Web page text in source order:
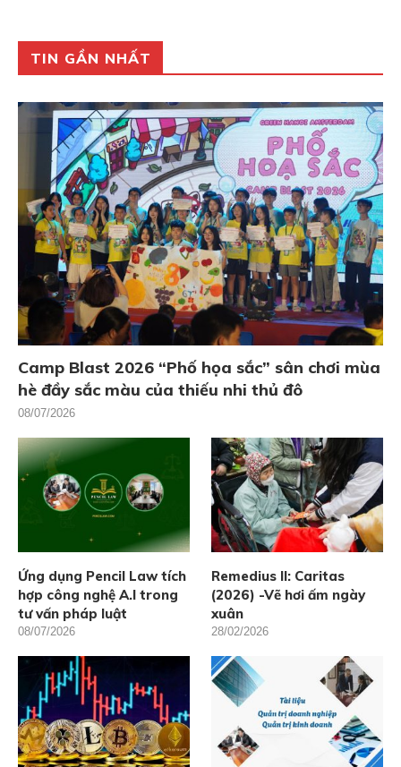
TIN GẦN NHẤT
Camp Blast 2026 “Phố họa sắc” sân chơi mùa
hè đầy sắc màu của thiếu nhi thủ đô
08/07/2026
Ứng dụng Pencil Law tích
hợp công nghệ A.I trong
tư vấn pháp luật
08/07/2026
Remedius II: Caritas
(2026) -Vẽ hơi ấm ngày
xuân
28/02/2026